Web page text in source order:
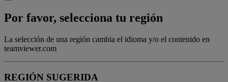
Por favor, selecciona tu región
La selección de una región cambia el idioma y/o el contenido en
teamviewer.com
REGIÓN SUGERIDA